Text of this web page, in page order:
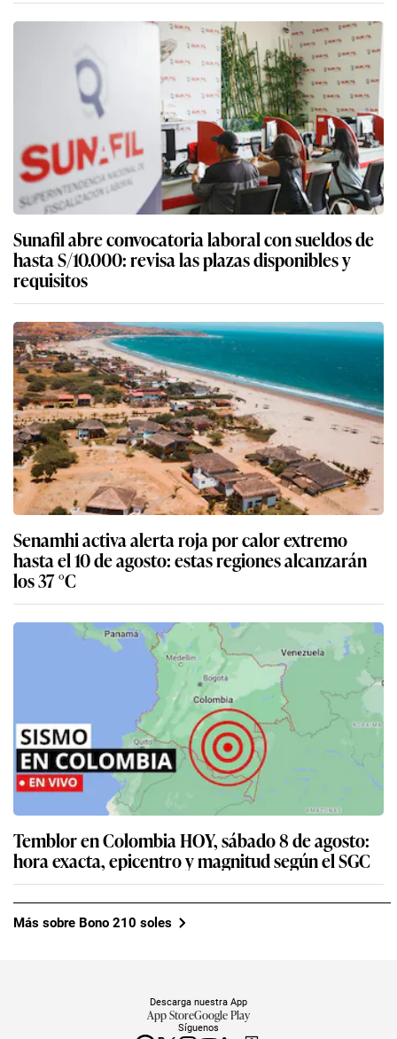
Sunafil abre convocatoria laboral con sueldos de
hasta S/10.000: revisa las plazas disponibles y
requisitos
Senamhi activa alerta roja por calor extremo
hasta el 10 de agosto: estas regiones alcanzarán
los 37 °C
Temblor en Colombia HOY, sábado 8 de agosto:
hora exacta, epicentro y magnitud según el SGC
Más sobre Bono 210 soles
Síguenos
Descarga nuestra App
App StoreGoogle Play